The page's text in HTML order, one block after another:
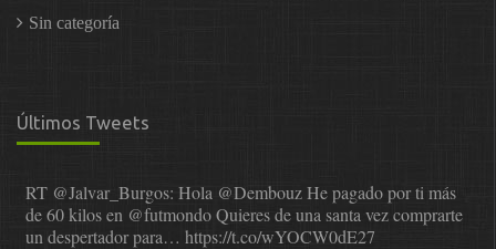
Sin categoría
Últimos Tweets
RT @Jalvar_Burgos: Hola @DembouzHe pagado por ti más
de 60 kilos en @futmondoQuieres de una santa vez comprarte
un despertador para… https://t.co/wYOCW0dE27